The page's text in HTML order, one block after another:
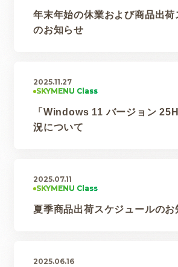
年末年始の休業および商品出
のお知らせ
2025.11.27
「Windows 11 バージョン
況について
2025.07.11
夏季商品出荷スケジュールのお
2025.06.16